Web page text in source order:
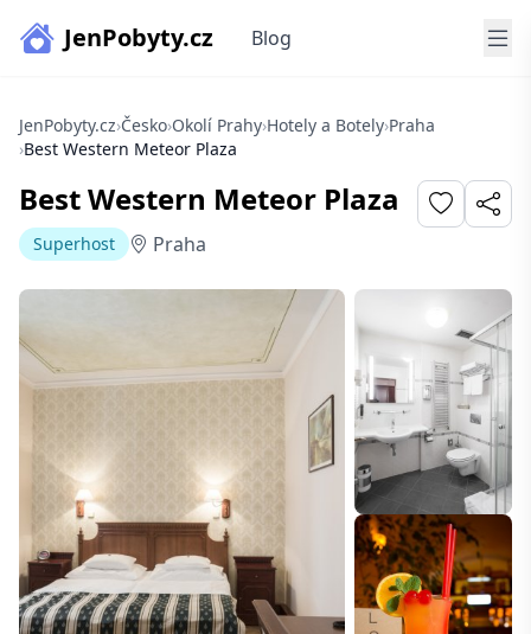
JenPobyty.cz Blog
JenPobyty.cz›Česko›Okolí Prahy›Hotely a Botely›Praha
›Best Western Meteor Plaza
Best Western Meteor Plaza
Superhost Praha